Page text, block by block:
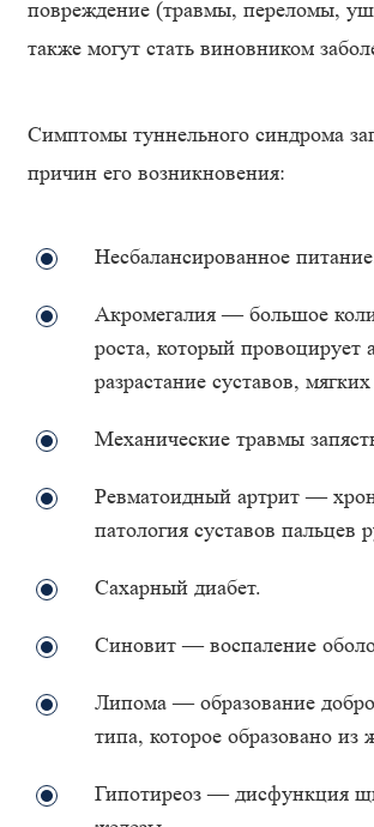
повреждение (травмы, переломы,
также могут стать виновником
Симптомы туннельного синдрома
причин его возникновения:
Несбалансированное
Акромегалия — большое
роста, который провоцирует
разрастание суставов,
Механические травмы
Ревматоидный артрит —
патология суставов пальцев
Сахарный диабет.
Синовит — воспаление
Липома — образование
типа, которое образовано из
Гипотиреоз — дисфункция